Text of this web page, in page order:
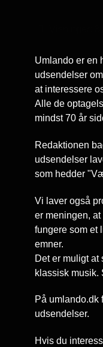
Umlando er en
udsendelser
at interessere
Alle de
mindst 70 år
Redaktionen
udsendelser
som hedder
Vi laver også
er meningen,
fungere som et
emner.
Det er muligt
klassisk musik.
På umlando.dk
udsendelser.
Hvis du